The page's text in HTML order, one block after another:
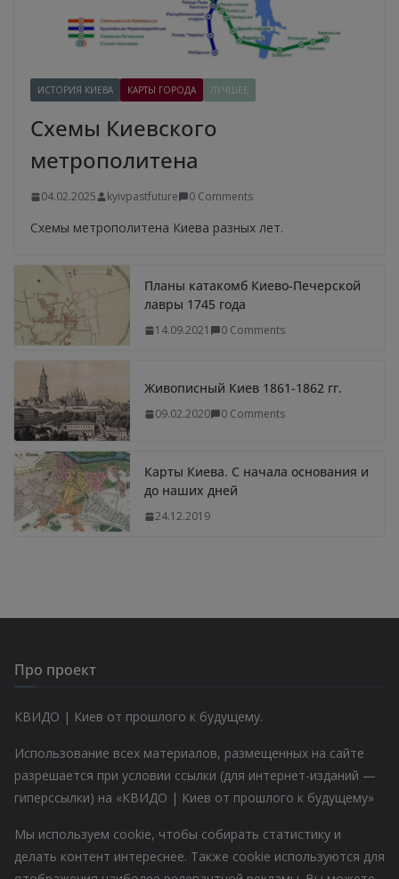
ИСТОРИЯ КИЕВА КАРТЫ ГОРОДА ЛУЧШЕЕ
Схемы Киевского
метрополитена
04.02.2025 kyivpastfuture 0 Comments
Схемы метрополитена Киева разных лет.
Планы катакомб Киево-Печерской
лавры 1745 года
14.09.2021 0 Comments
Живописный Киев 1861-1862 гг.
09.02.2020 0 Comments
Карты Киева. С начала основания и
до наших дней
24.12.2019
Про проект
КВИДО | Киев от прошлого к будущему.
Использование всех материалов, размещенных на сайте
разрешается при условии ссылки (для интернет-изданий —
гиперссылки) на «КВИДО | Киев от прошлого к будущему»
Мы используем cookie, чтобы собирать статистику и
делать контент интереснее. Также cookie используются для